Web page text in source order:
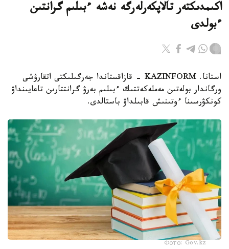
اكىمدىكتەر تالاپكەرلەرگە نەشە ءبىلىم گرانتىن
ءبولدى
استانا. KAZINFORM - قازاقستاندا جەرگىلىكتى اتقارۋشى
ورگاندار بولەتىن مەملەكەتتىك ءبىلىم بەرۋ گرانتتارىن تاعايىنداۋ
كونكۋرسىنا ءوتىنىش قابىلداۋ باستالدى.
Фото: Gov.kz